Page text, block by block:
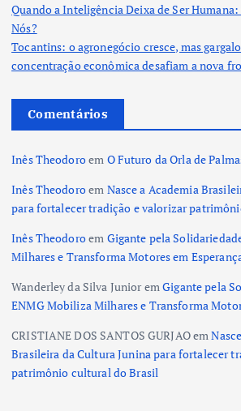
Quando a Inteligência Deixa de Ser Humana:
Nós?
Tocantins: o agronegócio cresce, mas
concentração econômica desafiam a nova
Comentários
Inês Theodoroem O Futuro da Orla de
Inês Theodoroem Nasce a Academia
para fortalecer tradição e valorizar
Inês Theodoroem Gigante pela
Milhares e Transforma Motores em
Wanderley da Silva JunioremGigante pela
ENMG Mobiliza Milhares e Transforma
CRISTIANE DOS SANTOS GURJAOem
Brasileira da Cultura Junina para fortalecer
patrimônio cultural do Brasil